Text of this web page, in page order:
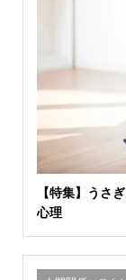
【特集】うさ
心理